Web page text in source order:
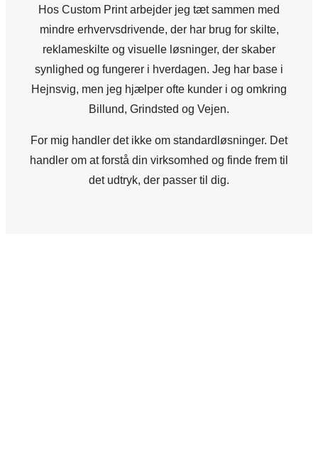
Hos Custom Print arbejder jeg tæt sammen med
mindre erhvervsdrivende, der har brug for skilte,
reklameskilte og visuelle løsninger, der skaber
synlighed og fungerer i hverdagen. Jeg har base i
Hejnsvig, men jeg hjælper ofte kunder i og omkring
Billund, Grindsted og Vejen.
For mig handler det ikke om standardløsninger. Det
handler om at forstå din virksomhed og finde frem til
det udtryk, der passer til dig.